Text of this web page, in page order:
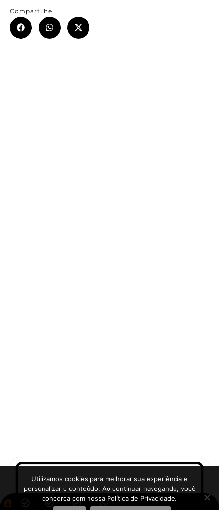
Compartilhe
Utilizamos cookies para melhorar sua experiência e
personalizar o conteúdo. Ao continuar navegando, você
concorda com nossa Política de Privacidade.